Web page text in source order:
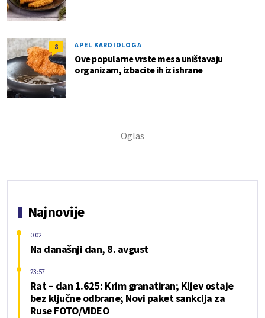
8 APEL KARDIOLOGA
Ove popularne vrste mesa uništavaju
organizam, izbacite ih iz ishrane
Najnovije
Na današnji dan, 8. avgust
0:02
Rat – dan 1.625: Krim granatiran; Kijev ostaje
bez ključne odbrane; Novi paket sankcija za
Ruse FOTO/VIDEO
23:57